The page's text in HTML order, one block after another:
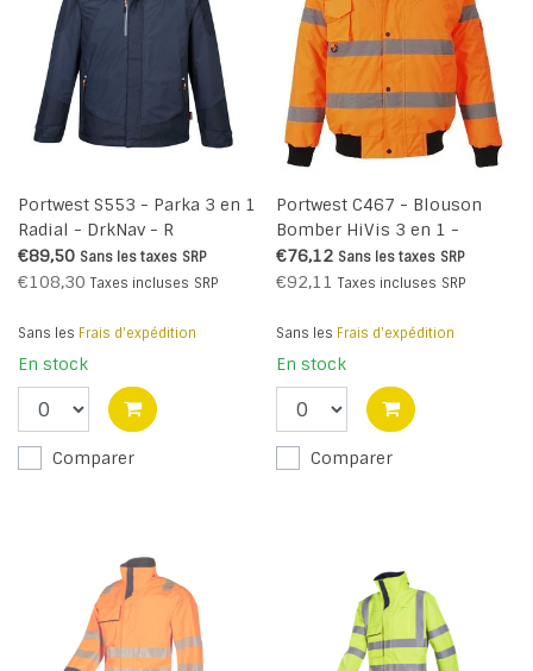
Portwest S553 - Parka 3 en 1
Radial - DrkNav - R
€89,50 Sans les taxes SRP
€108,30 Taxes incluses SRP
Sans les Frais d'expédition
En stock
Comparer
Portwest C467 - Blouson
Bomber HiVis 3 en 1 -
Orange - R
€76,12 Sans les taxes SRP
€92,11 Taxes incluses SRP
Sans les Frais d'expédition
En stock
Comparer